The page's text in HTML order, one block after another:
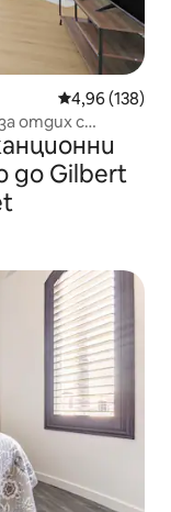
Средна
4,96 (138)
отдих с
до Gilbert